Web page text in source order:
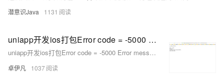
潜意识Java 1131
uniapp开发ios打包Error code = -5000 Error message: Error: certificate file(p12) import failed!报错问题如何解决
uniapp开发ios打包Error code = -5000 Error message: Error: certificate file(p12) import failed!报错问题如何解决
卓伊凡 1037